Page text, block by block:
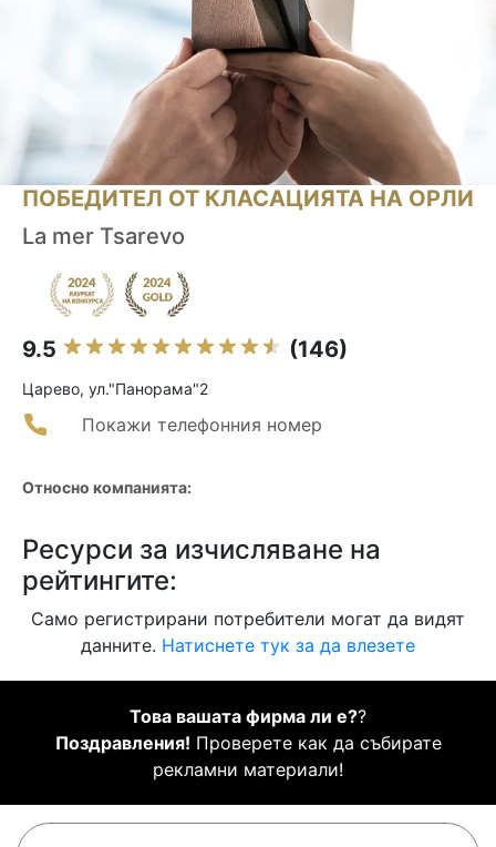
ПОБЕДИТЕЛ ОТ КЛАСАЦИЯТА НА ОРЛИ
La mer Tsarevo
9.5 (146)
Царево, ул."Панорама"2
Покажи телефонния номер
Относно компанията:
Ресурси за изчисляване на
рейтингите:
Само регистрирани потребители могат да видят
данните. Натиснете тук за да влезете
Това вашата фирма ли е??
Поздравления! Проверете как да събирате
рекламни материали!